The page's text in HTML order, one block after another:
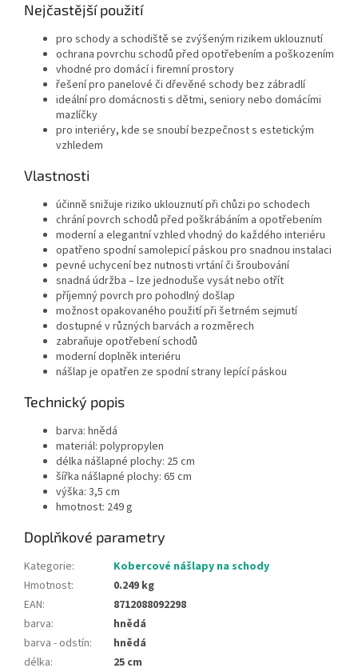
Nejčastější použití
pro schody a schodiště se zvýšeným rizikem uklouznutí
ochrana povrchu schodů před opotřebením a poškozením
vhodné pro domácí i firemní prostory
řešení pro panelové či dřevěné schody bez zábradlí
ideální pro domácnosti s dětmi, seniory nebo domácími
mazlíčky
pro interiéry, kde se snoubí bezpečnost s estetickým
vzhledem
Vlastnosti
účinně snižuje riziko uklouznutí při chůzi po schodech
chrání povrch schodů před poškrábáním a opotřebením
moderní a elegantní vzhled vhodný do každého interiéru
opatřeno spodní samolepicí páskou pro snadnou instalaci
pevné uchycení bez nutnosti vrtání či šroubování
snadná údržba – lze jednoduše vysát nebo otřít
příjemný povrch pro pohodlný došlap
možnost opakovaného použití při šetrném sejmutí
dostupné v různých barvách a rozměrech
zabraňuje opotřebení schodů
moderní doplněk interiéru
nášlap je opatřen ze spodní strany lepící páskou
Technický popis
barva: hnědá
materiál: polypropylen
délka nášlapné plochy: 25 cm
šířka nášlapné plochy: 65 cm
výška: 3,5 cm
hmotnost: 249 g
Doplňkové parametry
Kategorie:
Kobercové nášlapy na schody
Hmotnost:
0.249 kg
EAN:
8712088092298
barva:
hnědá
barva - odstín:
hnědá
délka:
25 cm